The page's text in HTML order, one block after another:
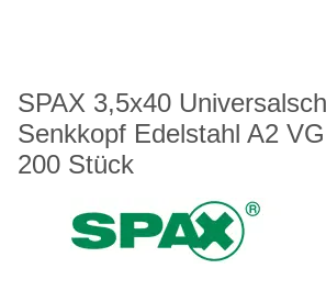
SPAX 3,5x40
Senkkopf Edelstahl A2
200 Stück